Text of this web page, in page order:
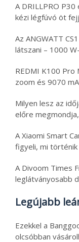
A DRILLPRO
kézi légfúvó öt
Az ANGWATT
látszani – 1000
REDMI K100 Pro
zoom és 9070
Milyen lesz az
előre
A Xiaomi Smart
figyeli, mi
A Divoom Times
leglátványosabb
Legújabb
Ezekkel a
olcsóbban